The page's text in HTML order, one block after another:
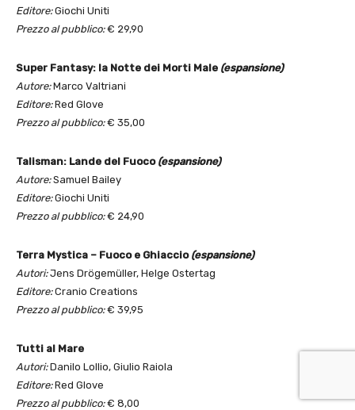
Editore:Giochi Uniti
Prezzo al pubblico:€ 29,90
Super Fantasy: la Notte dei Morti Male (espansione)
Autore:Marco Valtriani
Editore:Red Glove
Prezzo al pubblico:€ 35,00
Talisman: Lande del Fuoco (espansione)
Autore:Samuel Bailey
Editore:Giochi Uniti
Prezzo al pubblico:€ 24,90
Terra Mystica – Fuoco e Ghiaccio (espansione)
Autori:Jens Drögemüller, Helge Ostertag
Editore:Cranio Creations
Prezzo al pubblico:€ 39,95
Tutti al Mare
Autori:Danilo Lollio, Giulio Raiola
Editore:Red Glove
Prezzo al pubblico:€ 8,00